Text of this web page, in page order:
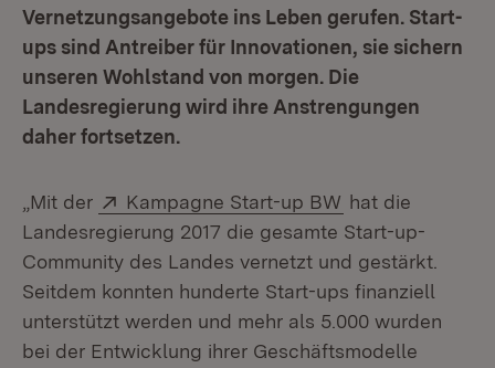
Vernetzungsangebote ins Leben gerufen. Start-
ups sind Antreiber für Innovationen, sie sichern
unseren Wohlstand von morgen. Die
Landesregierung wird ihre Anstrengungen
daher fortsetzen.
„Mit der Extern:
Kampagne Start-up BW (Öffnet in
hat die
Landesregierung 2017 die gesamte Start-up-
Community des Landes vernetzt und gestärkt.
Seitdem konnten hunderte Start-ups finanziell
unterstützt werden und mehr als 5.000 wurden
bei der Entwicklung ihrer Geschäftsmodelle